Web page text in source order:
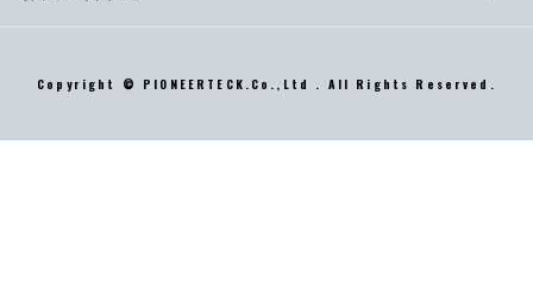
Copyright © PIONEERTECK.Co.,Ltd . All Rights Reserved.